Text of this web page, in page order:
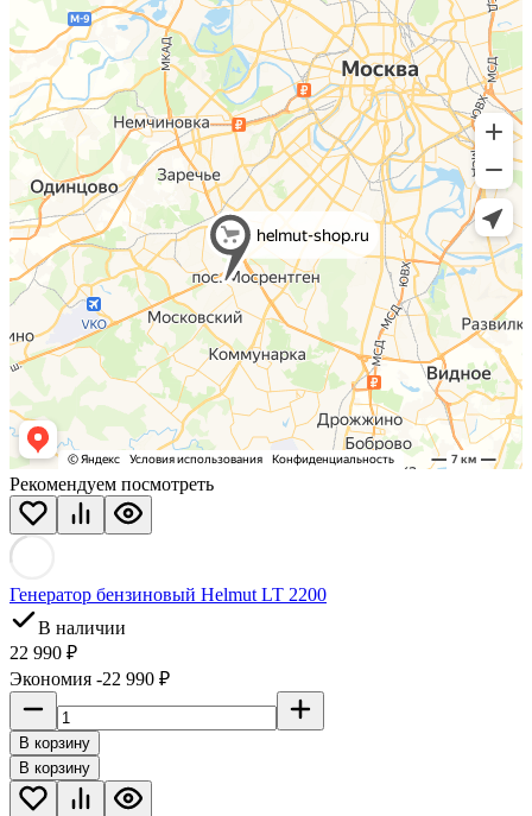
Рекомендуем посмотреть
Генератор бензиновый Helmut LT 2200
В наличии
22 990 ₽
Экономия -22 990 ₽
В корзину
В корзину